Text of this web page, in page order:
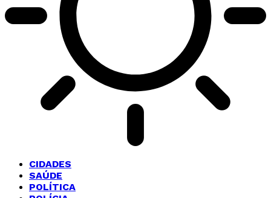
CIDADES
SAÚDE
POLÍTICA